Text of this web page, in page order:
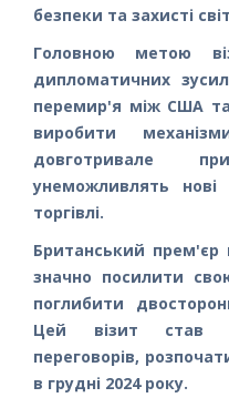
безпеки та захисті
Головною метою
дипломатичних
перемир'я між США та
виробити
довготривале
унеможливлять нові
торгівлі.
Британський прем'єр
значно посилити
поглибити
Цей візит став
переговорів,
в грудні 2024 року.